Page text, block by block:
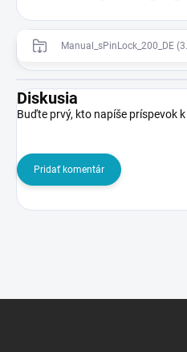
Manual_sPinLock_200_DE
Diskusia
Buďte prvý, kto napíše príspevok
Pridať komentár